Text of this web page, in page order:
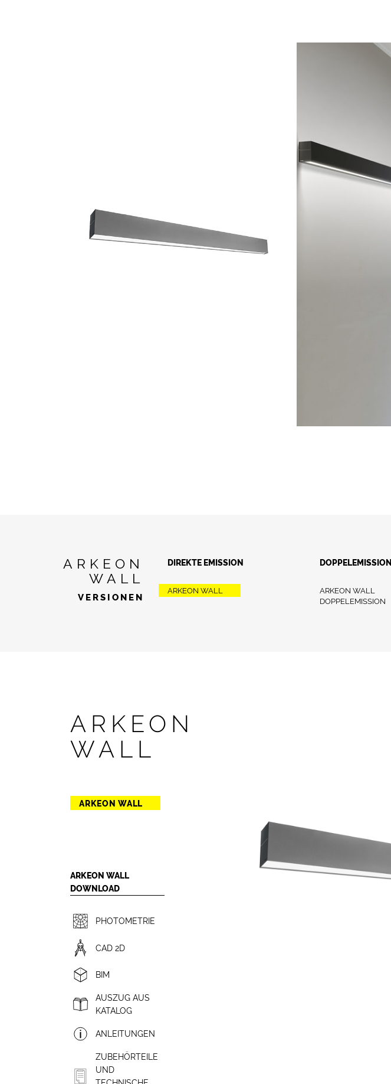
ARKEON
WALL
VERSIONEN
DIREKTE EMISSION
ARKEON WALL
DOPPELEMISSION
ARKEON WALL
DOPPELEMISSION
ARKEON
WALL
ARKEON WALL
ARKEON WALL
DOWNLOAD
PHOTOMETRIE
CAD 2D
BIM
AUSZUG AUS
KATALOG
ANLEITUNGEN
ZUBEHÖRTEILE
UND